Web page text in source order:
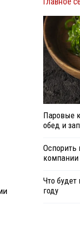
Паровые
обед и
Оспорить
компании
Что
году